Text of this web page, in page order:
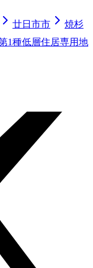
廿日市市
焼杉
1種低層住居専用地